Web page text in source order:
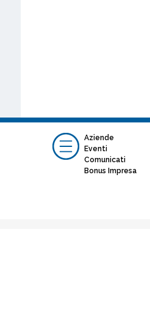
Aziende
Eventi
Comunicati
Bonus Impresa